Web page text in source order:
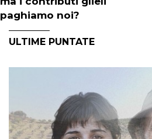
paghiamo noi?
ULTIME PUNTATE